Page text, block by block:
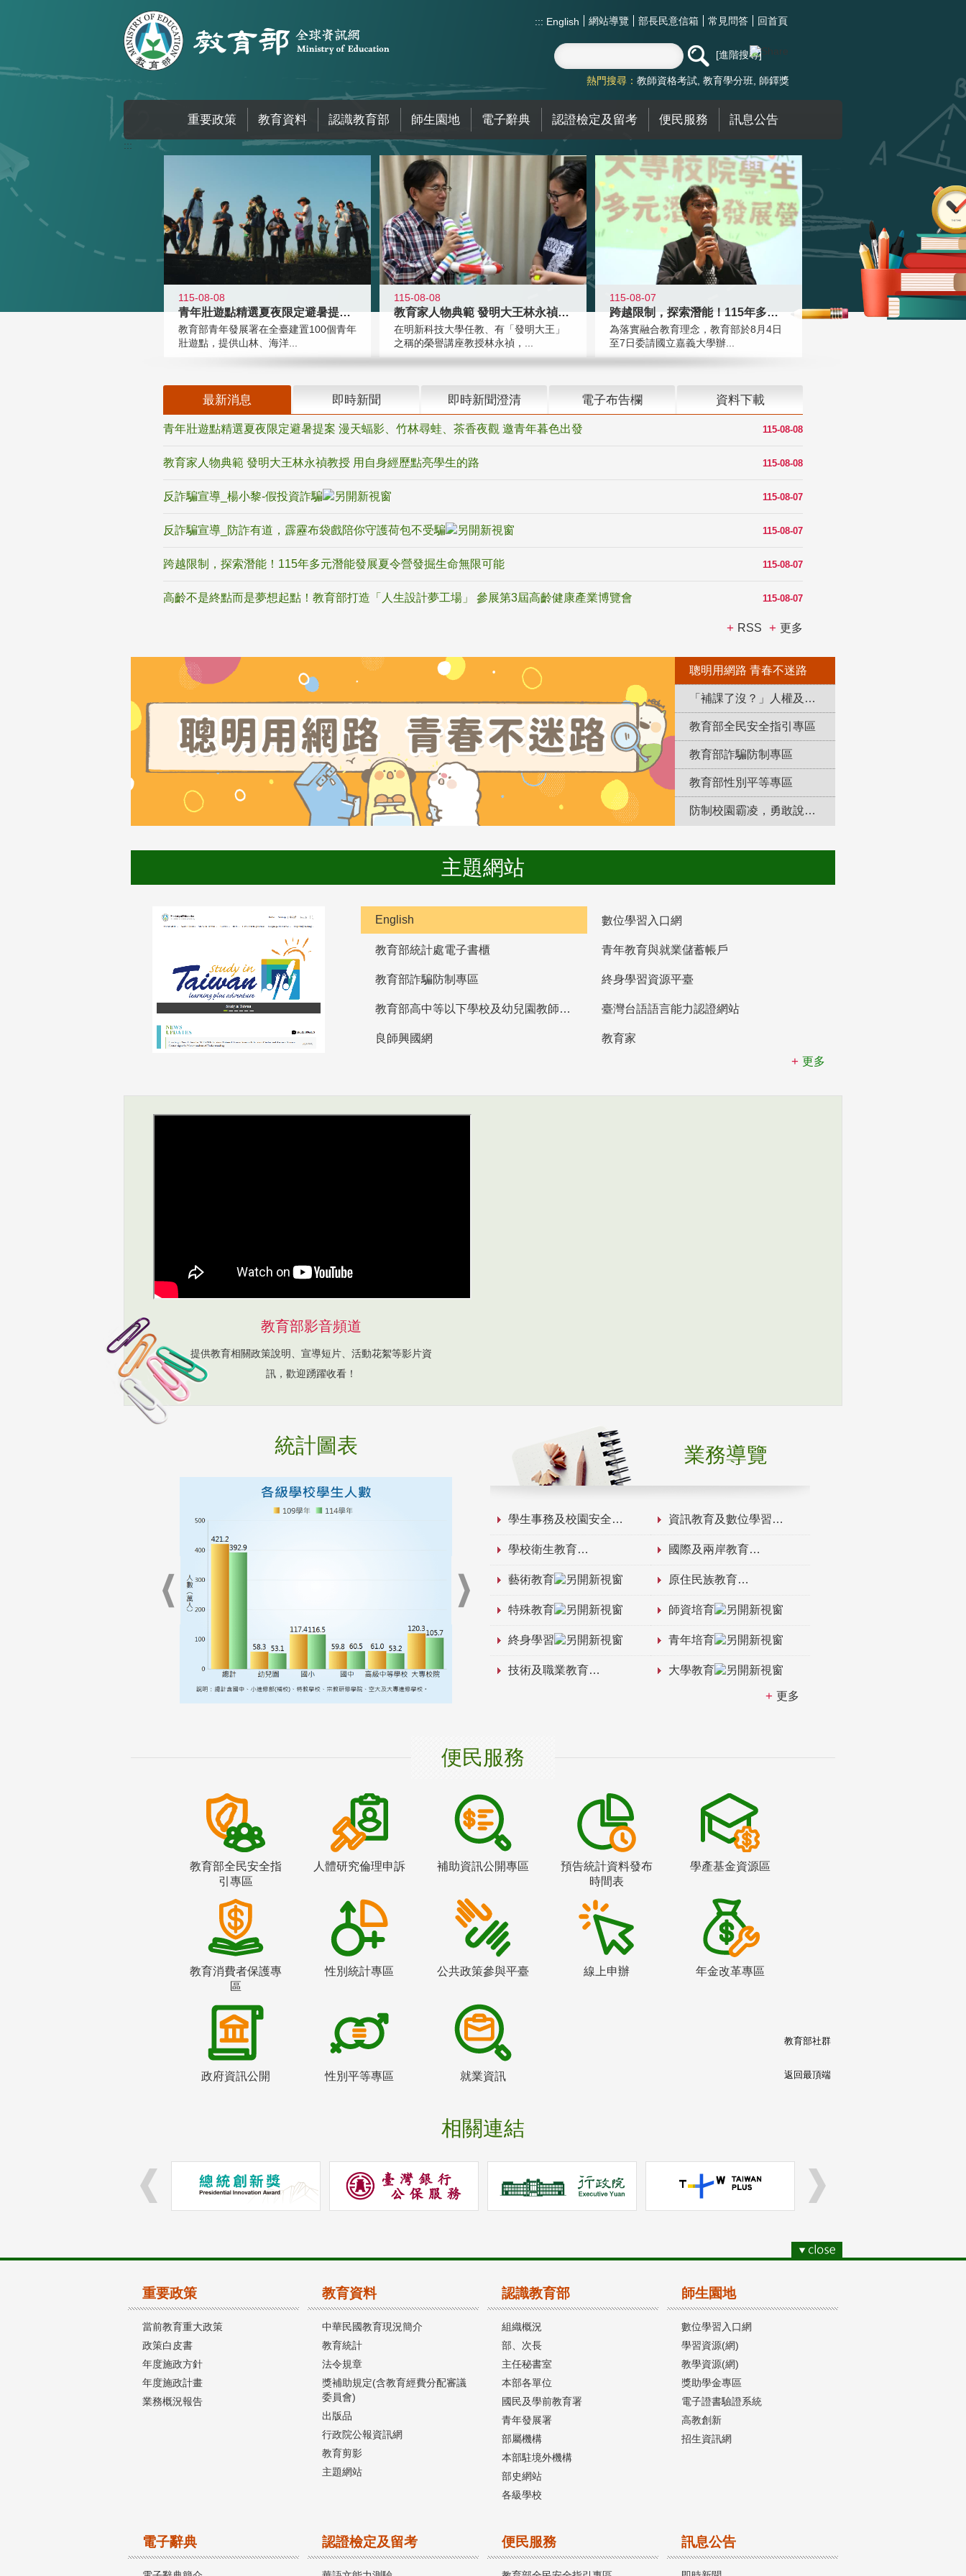
::: English 網站導覽 部長民意信箱 常見問答 回首頁
進階搜尋
熱門搜尋： 教師資格考試 教育學分班 師鐸獎
重要政策 教育資料 認識教育部 師生園地 電子辭典 認證檢定及留考 便民服務 訊息公告
:::
115-08-08
青年壯遊點精選夏夜限定避暑提案 漫
教育部青年發展署在全臺建置100個青年
壯遊點，提供山林、海洋...
115-08-08
教育家人物典範 發明大王林永禎教授
在明新科技大學任教、有「發明大王」
之稱的榮譽講座教授林永禎，...
115-08-07
跨越限制，探索潛能！115年多元潛
為落實融合教育理念，教育部於8月4日
至7日委請國立嘉義大學辦...
最新消息 即時新聞 即時新聞澄清 電子布告欄 資料下載
115-08-08
青年壯遊點精選夏夜限定避暑提案 漫天蝠影、竹林尋蛙、茶香夜觀 邀青年暮色出發
115-08-08
教育家人物典範 發明大王林永禎教授 用自身經歷點亮學生的路
115-08-07
反詐騙宣導_楊小黎-假投資詐騙
115-08-07
反詐騙宣導_防詐有道，霹靂布袋戲陪你守護荷包不受騙
115-08-07
跨越限制，探索潛能！115年多元潛能發展夏令營發掘生命無限可能
115-08-07
高齡不是終點而是夢想起點！教育部打造「人生設計夢工場」 參展第3屆高齡健康產業博覽會
RSS 更多
聰明用網路 青春不迷路
「補課了沒？」人權及轉型正義教育專區
教育部全民安全指引專區
教育部詐騙防制專區
教育部性別平等專區
防制校園霸凌，勇敢說出來！
主題網站
English 數位學習入口網
教育部統計處電子書櫃 青年教育與就業儲蓄帳戶
教育部詐騙防制專區 終身學習資源平臺
教育部高中等以下學校及幼兒園教師資格檢定考試 臺灣台語語言能力認證網站
良師興國網
教育家
更多
教育部影音頻道
提供教育相關政策說明、宣導短片、活動花絮等影片資
訊，歡迎踴躍收看！
統計圖表 業務導覽
學生事務及校園安全 資訊教育及數位學習
學校衛生教育 國際及兩岸教育
藝術教育 原住民族教育
特殊教育 師資培育
終身學習 青年培育
技術及職業教育 大學教育
更多
便民服務
教育部全民安全指
引專區
人體研究倫理申訴 補助資訊公開專區
預告統計資料發布
時間表
學產基金資源區
教育消費者保護專
區
性別統計專區 公共政策參與平臺 線上申辦 年金改革專區
政府資訊公開 性別平等專區 就業資訊
相關連結
教育部社群
返回最頂端
重要政策
當前教育重大政策
政策白皮書
年度施政方針
年度施政計畫
業務概況報告
教育資料
中華民國教育現況簡介
教育統計
法令規章
獎補助規定(含教育經費分配審議
委員會)
出版品
行政院公報資訊網
教育剪影
主題網站
認識教育部
組織概況
部、次長
主任秘書室
本部各單位
國民及學前教育署
青年發展署
部屬機構
本部駐境外機構
部史網站
各級學校
師生園地
數位學習入口網
學習資源(網)
教學資源(網)
獎助學金專區
電子證書驗證系統
高教創新
招生資訊網
電子辭典 認證檢定及留考 便民服務 訊息公告